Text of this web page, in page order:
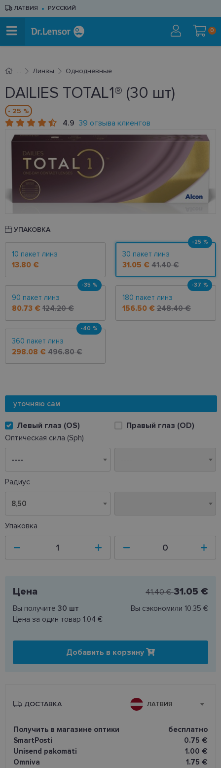
ЛАТВИЯ РУССКИЙ
0
Линзы Однодневные
DAILIES TOTAL1® (30 шт)
- 25 %
4.9 39 отзыва клиентов
УПАКОВКА
10 пакет линз
13.80 €
30 пакет линз
31.05 € 41.40 €
-25 %
90 пакет линз
80.73 € 124.20 €
-35 %
180 пакет линз
156.50 € 248.40 €
-37 %
360 пакет линз
298.08 € 496.80 €
-40 %
уточняю сам
Левый глаз (OS)
Правый глаз (OD)
Оптическая сила (Sph)
Радиус
8,50
Упаковка
Цена 41.40 €31.05 €
Вы получите 30 шт
Цена за один товар 1.04 €
Вы сэкономили 10.35 €
Добавить в корзину
ДОСТАВКА ЛАТВИЯ
Получить в магазине оптики
бесплатно
SmartPosti
0.75 €
Unisend pakomāti
1.00 €
Omniva
1.75 €